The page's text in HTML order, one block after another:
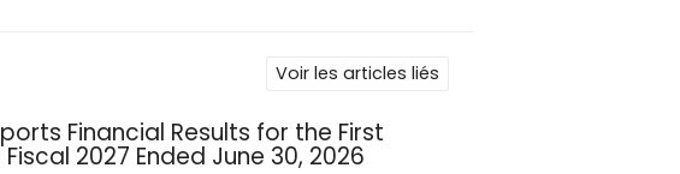
Voir les articles liés
Financial Results for the First
2027 Ended June 30, 2026